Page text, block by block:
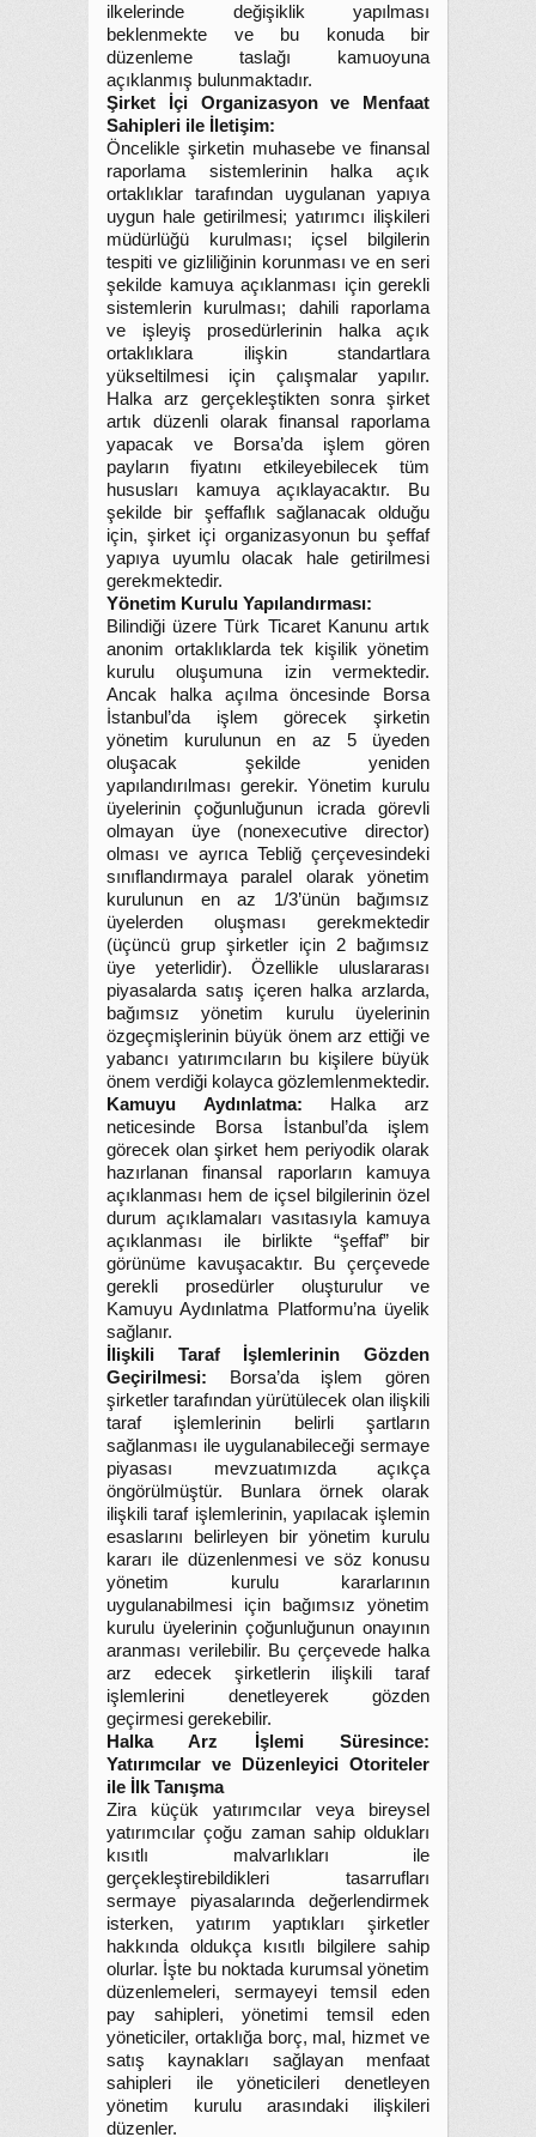
ilkelerinde değişiklik yapılması
beklenmekte ve bu konuda bir
düzenleme taslağı kamuoyuna
açıklanmış bulunmaktadır.
Şirket İçi Organizasyon ve Menfaat
Sahipleri ile İletişim:
Öncelikle şirketin muhasebe ve finansal
raporlama sistemlerinin halka açık
ortaklıklar tarafından uygulanan yapıya
uygun hale getirilmesi; yatırımcı ilişkileri
müdürlüğü kurulması; içsel bilgilerin
tespiti ve gizliliğinin korunması ve en seri
şekilde kamuya açıklanması için gerekli
sistemlerin kurulması; dahili raporlama
ve işleyiş prosedürlerinin halka açık
ortaklıklara ilişkin standartlara
yükseltilmesi için çalışmalar yapılır.
Halka arz gerçekleştikten sonra şirket
artık düzenli olarak finansal raporlama
yapacak ve Borsa’da işlem gören
payların fiyatını etkileyebilecek tüm
hususları kamuya açıklayacaktır. Bu
şekilde bir şeffaflık sağlanacak olduğu
için, şirket içi organizasyonun bu şeffaf
yapıya uyumlu olacak hale getirilmesi
gerekmektedir.
Yönetim Kurulu Yapılandırması:
Bilindiği üzere Türk Ticaret Kanunu artık
anonim ortaklıklarda tek kişilik yönetim
kurulu oluşumuna izin vermektedir.
Ancak halka açılma öncesinde Borsa
İstanbul’da işlem görecek şirketin
yönetim kurulunun en az 5 üyeden
oluşacak şekilde yeniden
yapılandırılması gerekir. Yönetim kurulu
üyelerinin çoğunluğunun icrada görevli
olmayan üye (nonexecutive director)
olması ve ayrıca Tebliğ çerçevesindeki
sınıflandırmaya paralel olarak yönetim
kurulunun en az 1/3’ünün bağımsız
üyelerden oluşması gerekmektedir
(üçüncü grup şirketler için 2 bağımsız
üye yeterlidir). Özellikle uluslararası
piyasalarda satış içeren halka arzlarda,
bağımsız yönetim kurulu üyelerinin
özgeçmişlerinin büyük önem arz ettiği ve
yabancı yatırımcıların bu kişilere büyük
önem verdiği kolayca gözlemlenmektedir.
Kamuyu Aydınlatma: Halka arz
neticesinde Borsa İstanbul’da işlem
görecek olan şirket hem periyodik olarak
hazırlanan finansal raporların kamuya
açıklanması hem de içsel bilgilerinin özel
durum açıklamaları vasıtasıyla kamuya
açıklanması ile birlikte “şeffaf” bir
görünüme kavuşacaktır. Bu çerçevede
gerekli prosedürler oluşturulur ve
Kamuyu Aydınlatma Platformu’na üyelik
sağlanır.
İlişkili Taraf İşlemlerinin Gözden
Geçirilmesi: Borsa’da işlem gören
şirketler tarafından yürütülecek olan ilişkili
taraf işlemlerinin belirli şartların
sağlanması ile uygulanabileceği sermaye
piyasası mevzuatımızda açıkça
öngörülmüştür. Bunlara örnek olarak
ilişkili taraf işlemlerinin, yapılacak işlemin
esaslarını belirleyen bir yönetim kurulu
kararı ile düzenlenmesi ve söz konusu
yönetim kurulu kararlarının
uygulanabilmesi için bağımsız yönetim
kurulu üyelerinin çoğunluğunun onayının
aranması verilebilir. Bu çerçevede halka
arz edecek şirketlerin ilişkili taraf
işlemlerini denetleyerek gözden
geçirmesi gerekebilir.
Halka Arz İşlemi Süresince:
Yatırımcılar ve Düzenleyici Otoriteler
ile İlk Tanışma
Zira küçük yatırımcılar veya bireysel
yatırımcılar çoğu zaman sahip oldukları
kısıtlı malvarlıkları ile
gerçekleştirebildikleri tasarrufları
sermaye piyasalarında değerlendirmek
isterken, yatırım yaptıkları şirketler
hakkında oldukça kısıtlı bilgilere sahip
olurlar. İşte bu noktada kurumsal yönetim
düzenlemeleri, sermayeyi temsil eden
pay sahipleri, yönetimi temsil eden
yöneticiler, ortaklığa borç, mal, hizmet ve
satış kaynakları sağlayan menfaat
sahipleri ile yöneticileri denetleyen
yönetim kurulu arasındaki ilişkileri
düzenler.